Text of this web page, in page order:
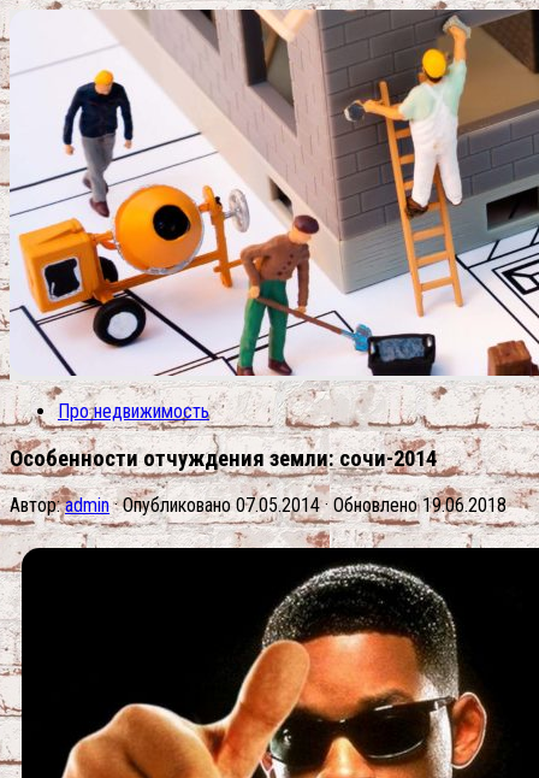
Про недвижимость
Особенности отчуждения земли: сочи-2014
Автор:admin · Опубликовано07.05.2014· Обновлено19.06.2018